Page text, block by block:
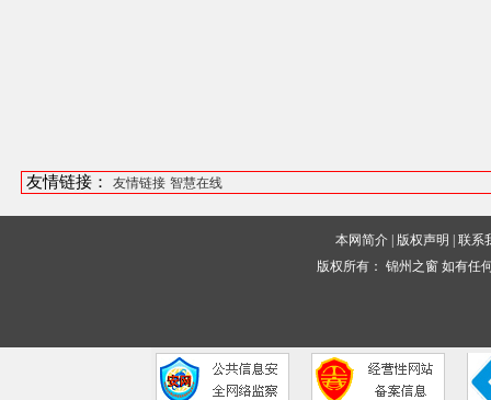
友情链接： 友情链接 智慧在线
本网简介 版权声明 |联系
版权所有：锦州之窗 如有任